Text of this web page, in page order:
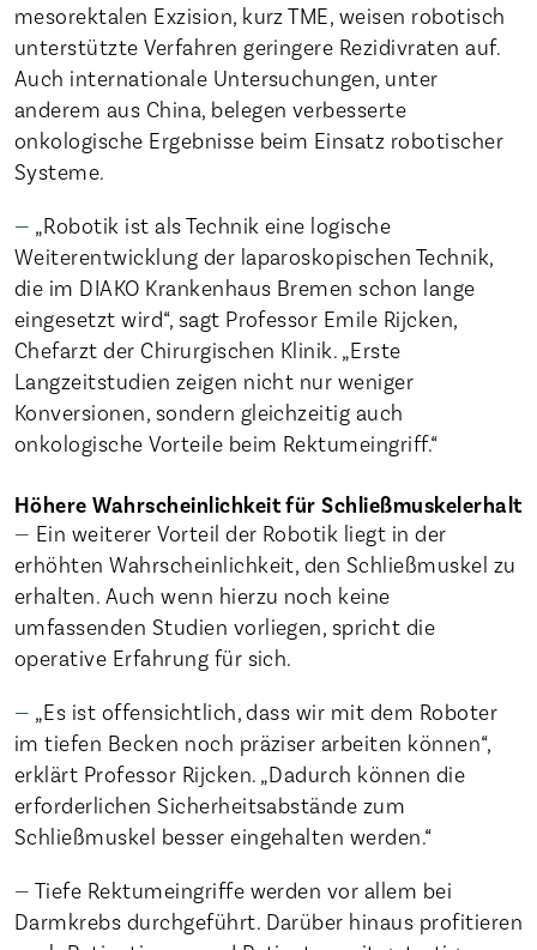
mesorektalen Exzision, kurz TME, weisen robotisch
unterstützte Verfahren geringere Rezidivraten auf.
Auch internationale Untersuchungen, unter
anderem aus China, belegen verbesserte
onkologische Ergebnisse beim Einsatz robotischer
Systeme.
„Robotik ist als Technik eine logische
Weiterentwicklung der laparoskopischen Technik,
die im DIAKO Krankenhaus Bremen schon lange
eingesetzt wird“, sagt Professor Emile Rijcken,
Chefarzt der Chirurgischen Klinik. „Erste
Langzeitstudien zeigen nicht nur weniger
Konversionen, sondern gleichzeitig auch
onkologische Vorteile beim Rektumeingriff.“
Höhere Wahrscheinlichkeit für Schließmuskelerhalt
Ein weiterer Vorteil der Robotik liegt in der
erhöhten Wahrscheinlichkeit, den Schließmuskel zu
erhalten. Auch wenn hierzu noch keine
umfassenden Studien vorliegen, spricht die
operative Erfahrung für sich.
„Es ist offensichtlich, dass wir mit dem Roboter
im tiefen Becken noch präziser arbeiten können“,
erklärt Professor Rijcken. „Dadurch können die
erforderlichen Sicherheitsabstände zum
Schließmuskel besser eingehalten werden.“
Tiefe Rektumeingriffe werden vor allem bei
Darmkrebs durchgeführt. Darüber hinaus profitieren